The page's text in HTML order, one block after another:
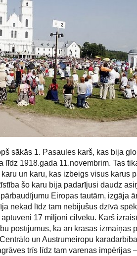
sākās 1. Pasaules karš, kas bija
līdz 1918.gada 11.novembrim. Tas
un karu, kas izbeigs visus karus
šo karu bija padarījusi daudz
Eiropas tautām, izgāja
nekad līdz tam nebijušus dzīvā
17 miljoni cilvēku. Karš
postījumus, kā arī krasas izmaiņas
un Austrumeiropu
trīs līdz tam varenas impērijas